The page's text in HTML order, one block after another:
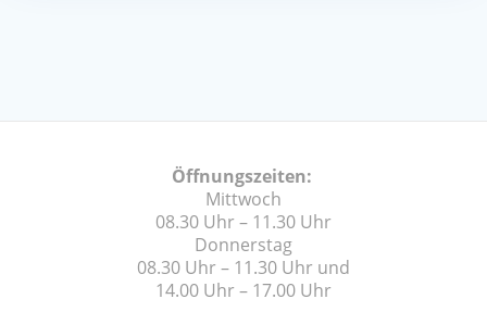
Öffnungszeiten:
Mittwoch
08.30 Uhr – 11.30 Uhr
Donnerstag
08.30 Uhr – 11.30 Uhr und
14.00 Uhr – 17.00 Uhr